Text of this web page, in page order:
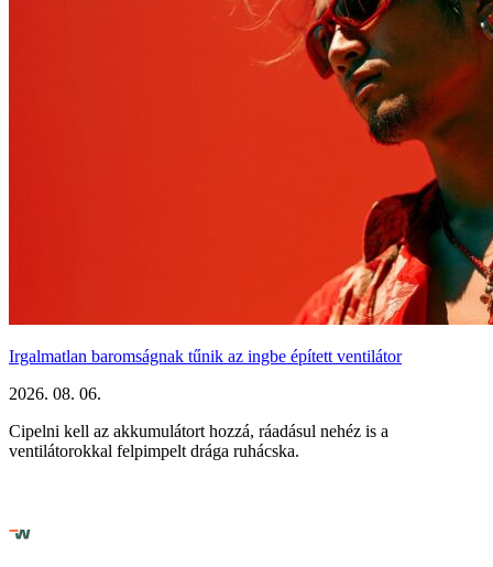
Irgalmatlan baromságnak tűnik az ingbe épített ventilátor
2026. 08. 06.
Cipelni kell az akkumulátort hozzá, ráadásul nehéz is a
ventilátorokkal felpimpelt drága ruhácska.